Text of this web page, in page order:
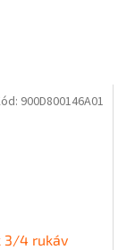
3/4 rukáv
900D800146A01